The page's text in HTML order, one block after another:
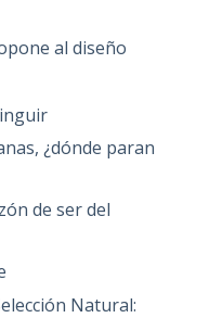
al diseño
¿dónde paran
de ser del
Natural: